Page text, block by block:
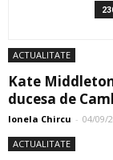
ACTUALITATE
Kate
ducesa de
Ionela Chircu - 04/09/
ACTUALITATE